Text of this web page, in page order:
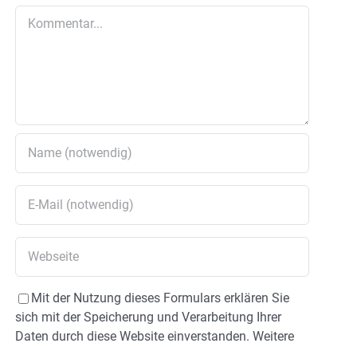
Mit der Nutzung dieses Formulars erklären Sie
sich mit der Speicherung und Verarbeitung Ihrer
Daten durch diese Website einverstanden. Weitere